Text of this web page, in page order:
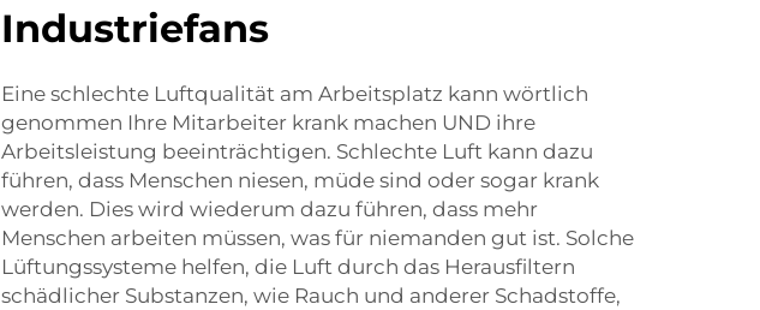
Industriefans
Eine schlechte Luftqualität am Arbeitsplatz kann wörtlich
genommen Ihre Mitarbeiter krank machen UND ihre
Arbeitsleistung beeinträchtigen. Schlechte Luft kann dazu
führen, dass Menschen niesen, müde sind oder sogar krank
werden. Dies wird wiederum dazu führen, dass mehr
Menschen arbeiten müssen, was für niemanden gut ist. Solche
Lüftungssysteme helfen, die Luft durch das Herausfiltern
schädlicher Substanzen, wie Rauch und anderer Schadstoffe,